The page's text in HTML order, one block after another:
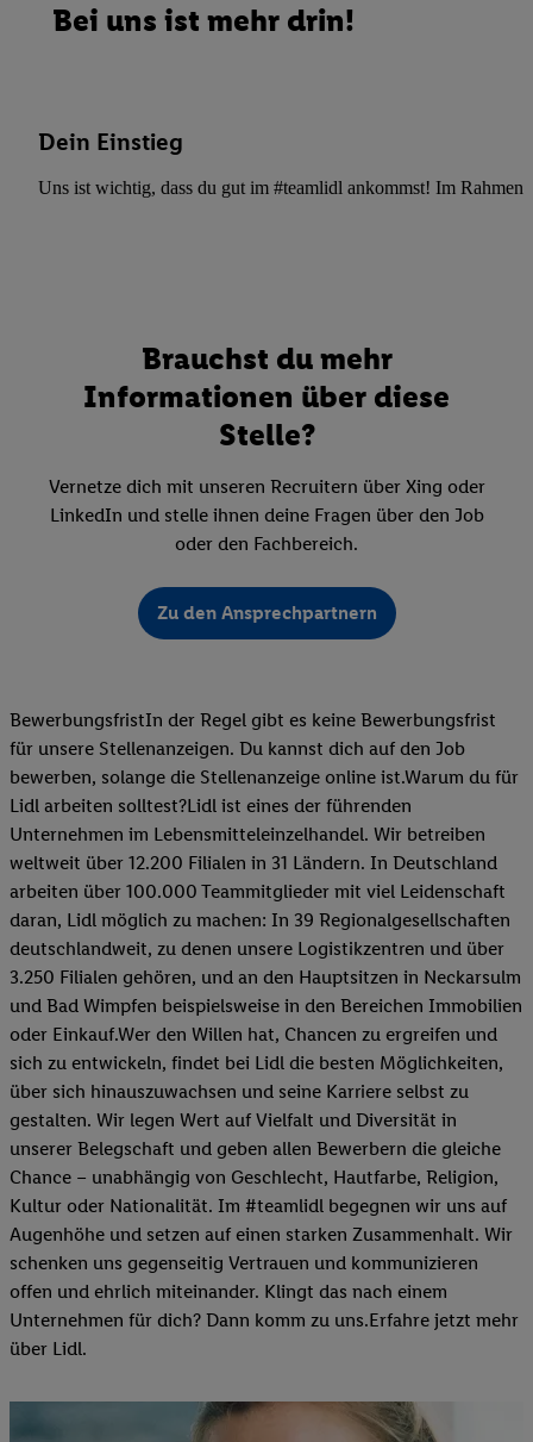
Bei uns ist mehr drin!
Dein Einstieg
Uns ist wichtig, dass du gut im #teamlidl ankommst! Im Rahmen
Brauchst du mehr
Informationen über diese
Stelle?
Vernetze dich mit unseren Recruitern über Xing oder
LinkedIn und stelle ihnen deine Fragen über den Job
oder den Fachbereich.
Zu den Ansprechpartnern
BewerbungsfristIn der Regel gibt es keine Bewerbungsfrist
für unsere Stellenanzeigen. Du kannst dich auf den Job
bewerben, solange die Stellenanzeige online ist.Warum du für
Lidl arbeiten solltest?Lidl ist eines der führenden
Unternehmen im Lebensmitteleinzelhandel. Wir betreiben
weltweit über 12.200 Filialen in 31 Ländern. In Deutschland
arbeiten über 100.000 Teammitglieder mit viel Leidenschaft
daran, Lidl möglich zu machen: In 39 Regionalgesellschaften
deutschlandweit, zu denen unsere Logistikzentren und über
3.250 Filialen gehören, und an den Hauptsitzen in Neckarsulm
und Bad Wimpfen beispielsweise in den Bereichen Immobilien
oder Einkauf.Wer den Willen hat, Chancen zu ergreifen und
sich zu entwickeln, findet bei Lidl die besten Möglichkeiten,
über sich hinauszuwachsen und seine Karriere selbst zu
gestalten. Wir legen Wert auf Vielfalt und Diversität in
unserer Belegschaft und geben allen Bewerbern die gleiche
Chance – unabhängig von Geschlecht, Hautfarbe, Religion,
Kultur oder Nationalität. Im #teamlidl begegnen wir uns auf
Augenhöhe und setzen auf einen starken Zusammenhalt. Wir
schenken uns gegenseitig Vertrauen und kommunizieren
offen und ehrlich miteinander. Klingt das nach einem
Unternehmen für dich? Dann komm zu uns.​Erfahre jetzt mehr
über Lidl.